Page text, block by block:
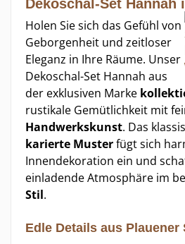
Dekoschal-Set Hannah
Holen Sie sich das Gefühl von
Geborgenheit und zeitloser
Eleganz in Ihre Räume. Unser
Dekoschal-Set Hannah aus
der exklusiven Marke
rustikale Gemütlichkeit mit
Handwerkskunst. Das
karierte Musterfügt sich
Innendekoration ein und
einladende Atmosphäre im
Stil.
Edle Details aus Plauener